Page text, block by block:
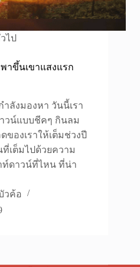
ไป
าขึ้นเขาแสงแรก
ลังมองหา วันนี้เรา
วน์แบบชีคๆ กินลม
ของเราให้เต็มช่วงปี
เต็มไปด้วยความ
ท์ดาวน์ที่ไหน ที่น่า
วค้อ